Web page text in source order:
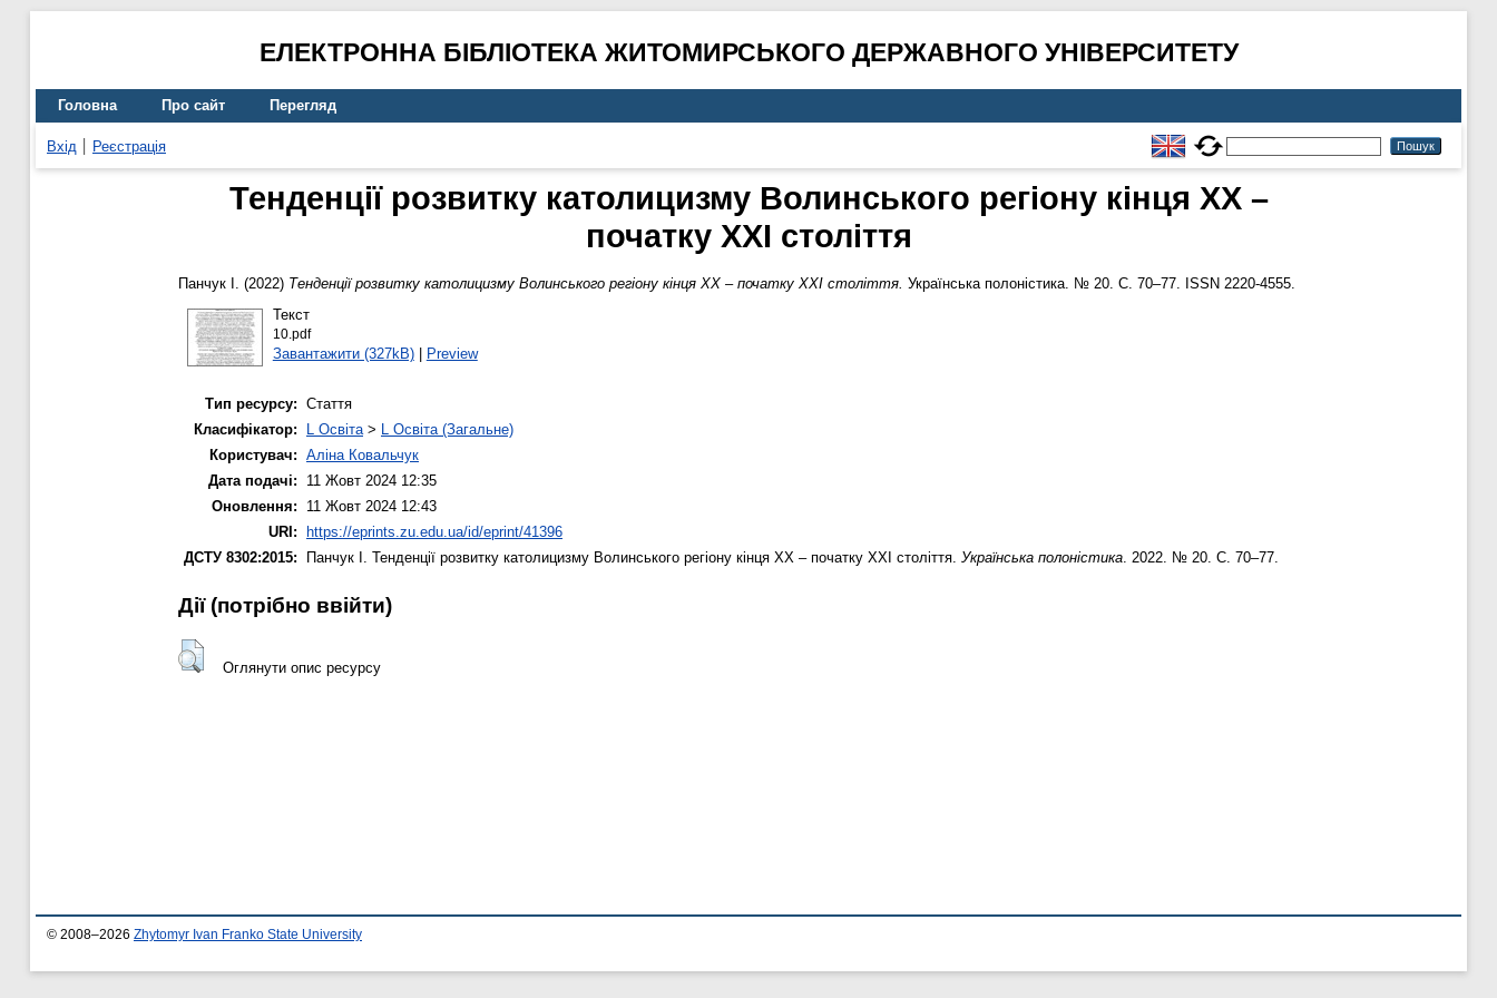
ЕЛЕКТРОННА БІБЛІОТЕКА ЖИТОМИРСЬКОГО ДЕРЖАВНОГО УНІВЕРСИТЕТУ
Головна Про сайт Перегляд
Вхід Реєстрація
Тенденції розвитку католицизму Волинського регіону кінця ХХ –
початку ХХІ століття
Панчук І. (2022) Тенденції розвитку католицизму Волинського регіону кінця ХХ – початку ХХІ століття. Українська полоністика. № 20. С. 70–77. ISSN 2220-4555.
Текст
10.pdf
Завантажити (327kB)| Preview
Тип ресурсу: Стаття
Класифікатор:
L Освіта> L Освіта (Загальне)
Користувач: Аліна Ковальчук
Дата подачі:
11 Жовт 2024 12:35
Оновлення:
11 Жовт 2024 12:43
URI:
https://eprints.zu.edu.ua/id/eprint/41396
ДСТУ 8302:2015:
Панчук І. Тенденції розвитку католицизму Волинського регіону кінця ХХ – початку ХХІ століття. Українська полоністика. 2022. № 20. С. 70–77.
Дії ​​(потрібно ввійти)
Оглянути опис ресурсу
© 2008–2026 Zhytomyr Ivan Franko State University